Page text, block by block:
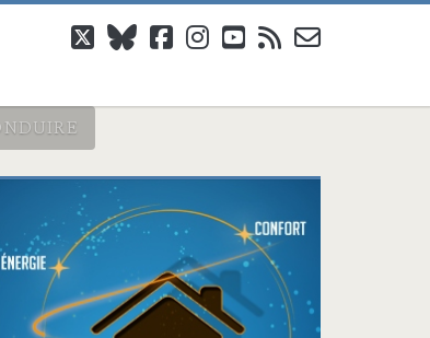
twitterblueskyfacebook
instagram
youtube
rss email-
Barre
latérale
principale